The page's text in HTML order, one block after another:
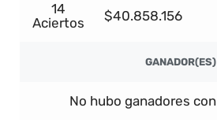
14
Aciertos
$40.858.156
GANADOR(ES)
No hubo ganadores